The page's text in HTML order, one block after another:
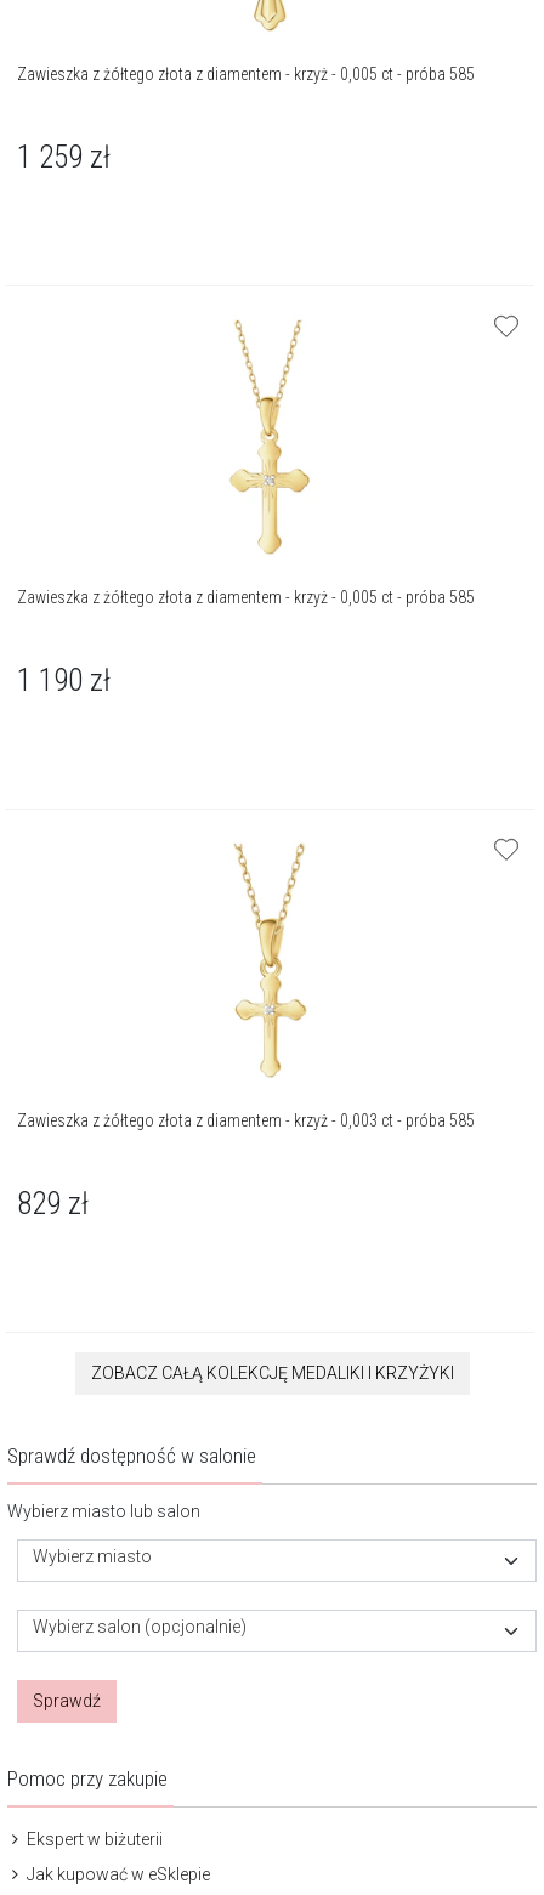
Zawieszka z żółtego złota z diamentem - krzyż - 0,005 ct - próba 585
1 259 zł
Zawieszka z żółtego złota z diamentem - krzyż - 0,005 ct - próba 585
1 190 zł
Zawieszka z żółtego złota z diamentem - krzyż - 0,003 ct - próba 585
829 zł
ZOBACZ CAŁĄ KOLEKCJĘ MEDALIKI I KRZYŻYKI
Sprawdź dostępność w salonie
Wybierz miasto lub salon
Wybierz miasto
Wybierz salon (opcjonalnie)
Sprawdź
Pomoc przy zakupie
Ekspert w biżuterii
Jak kupować w eSklepie